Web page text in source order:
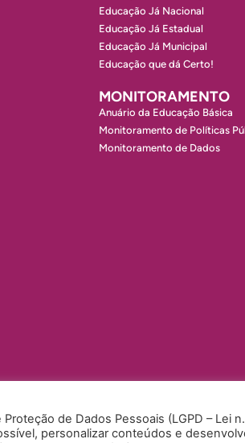
Educação Já Nacional
Educação Já Estadual
Educação Já Municipal
Educação que dá Certo!
MONITORAMENTO
Anuário da Educação Básica
Monitoramento de Políticas
Monitoramento de Dados
de Dados Pessoais (LGPD – Lei
personalizar conteúdos e